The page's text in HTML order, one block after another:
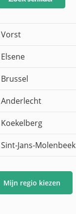
Jans-Molenbeek
Mijn regio kiezen